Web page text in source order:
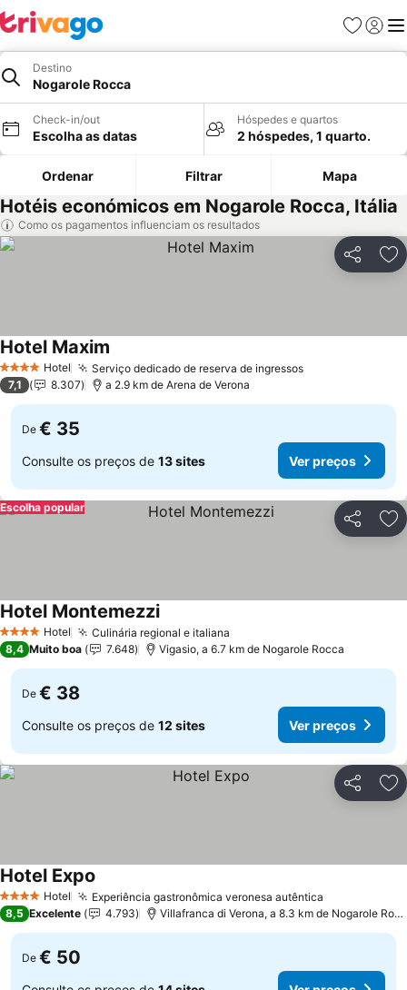
Favoritos
Iniciar
Destino
Nogarole Rocca
Check-in/out
Escolha as datas
Hóspedes e quartos
2 hóspedes, 1 quarto.
Ordenar Filtrar Mapa
Hotéis económicos em Nogarole Rocca, Itália
Como os pagamentos influenciam os resultados
Partilhar
4 EstrelasHotel Serviço dedicado de reserva de ingressos
Hotel Maxim
7,1 8.307 a 2.9 km de Arena de Verona
De € 35
Consulte os preços de 13 sites Ver preços
Partilhar
Escolha popular
4 EstrelasHotel Culinária regional e italiana
Hotel Montemezzi
8,4 Muito boa 7.648 Vigasio, a 6.7 km de Nogarole Rocca
De € 38
Consulte os preços de 12 sites Ver preços
Partilhar
4 EstrelasHotel Experiência gastronômica veronesa autêntica
Hotel Expo
8,5 Excelente 4.793 Villafranca di Verona, a 8.3 km de Nogarole Rocca
De € 50